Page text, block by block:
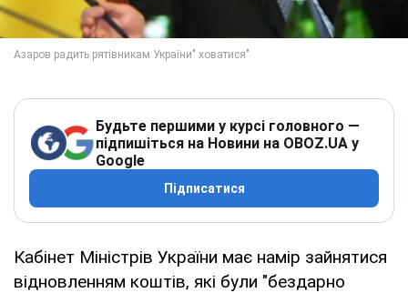
Будьте першими у курсі головного —
підпишіться на Новини на OBOZ.UA у
Google
Підписатися
Кабінет Міністрів України має намір зайнятися
відновленням коштів, які були "бездарно